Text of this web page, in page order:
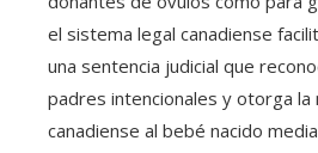
el sistema legal canadiense
una sentencia judicial que
padres intencionales y otorga la
canadiense al bebé nacido